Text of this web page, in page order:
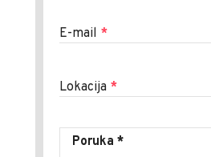
E-mail *
Lokacija *